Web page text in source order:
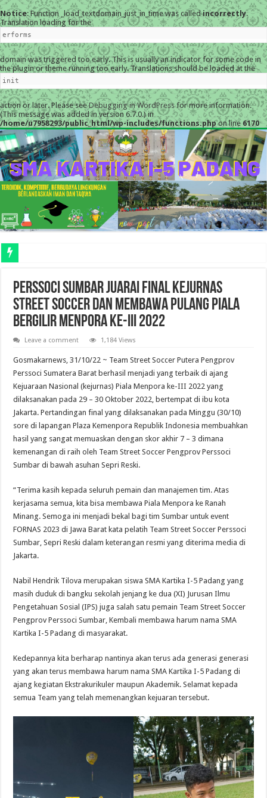
Notice: Function _load_textdomain_just_in_time was calledincorrectly.
Translation loading for the
erforms
domain was triggered too early. This is usually an indicator for some code in
the plugin or theme running too early. Translations should be loaded at the
init
action or later. Please seeDebugging in WordPressfor more information.
(This message was added in version 6.7.0.) in
/home/u7958293/public_html/wp-includes/functions.phpon line 6170
Perssoci Sumbar Juarai Final Kejurnas
Street Soccer dan Membawa Pulang Piala
Bergilir Menpora ke-III 2022
Leave a comment 1,184 Views
Gosmakarnews, 31/10/22 ~ Team Street Soccer Putera Pengprov
Perssoci Sumatera Barat berhasil menjadi yang terbaik di ajang
Kejuaraan Nasional (kejurnas) Piala Menpora ke-III 2022 yang
dilaksanakan pada 29 – 30 Oktober 2022, bertempat di ibu kota
Jakarta. Pertandingan final yang dilaksanakan pada Minggu (30/10)
sore di lapangan Plaza Kemenpora Republik Indonesia membuahkan
hasil yang sangat memuaskan dengan skor akhir 7 – 3 dimana
kemenangan di raih oleh Team Street Soccer Pengprov Perssoci
Sumbar di bawah asuhan Sepri Reski.
“Terima kasih kepada seluruh pemain dan manajemen tim. Atas
kerjasama semua, kita bisa membawa Piala Menpora ke Ranah
Minang. Semoga ini menjadi bekal bagi tim Sumbar untuk event
FORNAS 2023 di Jawa Barat kata pelatih Team Street Soccer Perssoci
Sumbar, Sepri Reski dalam keterangan resmi yang diterima media di
Jakarta.
Nabil Hendrik Tilova merupakan siswa SMA Kartika I-5 Padang yang
masih duduk di bangku sekolah jenjang ke dua (XI) Jurusan Ilmu
Pengetahuan Sosial (IPS) juga salah satu pemain Team Street Soccer
Pengprov Perssoci Sumbar, Kembali membawa harum nama SMA
Kartika I-5 Padang di masyarakat.
Kedepannya kita berharap nantinya akan terus ada generasi generasi
yang akan terus membawa harum nama SMA Kartika I-5 Padang di
ajang kegiatan Ekstrakurikuler maupun Akademik. Selamat kepada
semua Team yang telah memenangkan kejuaran tersebut.